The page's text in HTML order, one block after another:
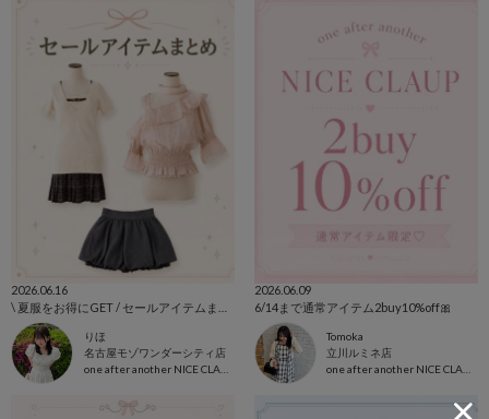
2026.06.16
りほ
名古屋モゾワンダーシティ店
2026.06.09
6/14まで通常アイテム2buy10%off🎀
Tomoka
立川ルミネ店